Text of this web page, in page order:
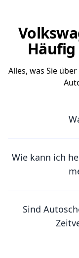
Alles, was Sie
Wie kann ich
Sind